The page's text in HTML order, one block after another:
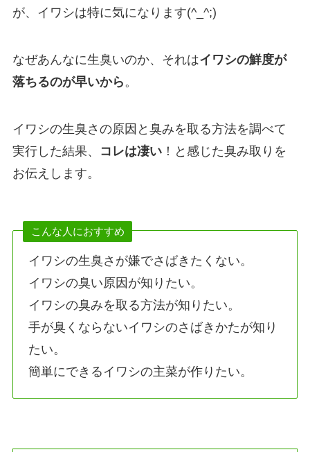
が、イワシは特に気になります(^_^;)
なぜあんなに生臭いのか、それはイワシの鮮度が
落ちるのが早いから。
イワシの生臭さの原因と 臭みを取る方法を調べて
実行した結果、 コレは凄い！と感じた臭み取りを
お伝えします。
こんな人におすすめ
イワシの生臭さが嫌でさばきたくない。
イワシの臭い原因が知りたい。
イワシの臭みを取る方法が知りたい。
手が臭くならないイワシのさばきかたが知り
たい。
簡単にできるイワシの主菜が作りたい。